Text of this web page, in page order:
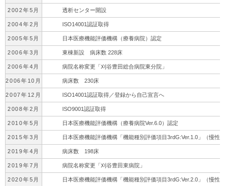
2002年5月 透析センター開設
2004年2月 ISO14001認証取得
2005年5月 日本医療機能評価機構（療養病院）認定
2006年3月 東棟新設 病床数 228床
2006年4月 病院名称変更「刈谷豊田総合病院東分院」
2006年10月 病床数 230床
2007年12月 ISO14001認証取得／登録から自己宣言へ
2008年2月 ISO9001認証取得
2010年5月 日本医療機能評価機構（療養病院Ver.6.0）認定
2015年3月 日本医療機能評価機構「機能種別評価項目3rdG:Ver.1.0」（慢性
2019年4月 病床数 198床
2019年7月 病院名称変更「刈谷豊田東病院」
2020年5月 日本医療機能評価機構「機能種別評価項目3rdG:Ver.2.0」（慢性